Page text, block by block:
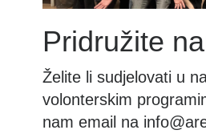
Pridružite
Želite li sudjelovati u
volonterskim
nam email na